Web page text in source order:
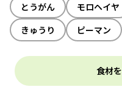
とうがん モロヘイヤ
きゅうり
ピーマン
食材